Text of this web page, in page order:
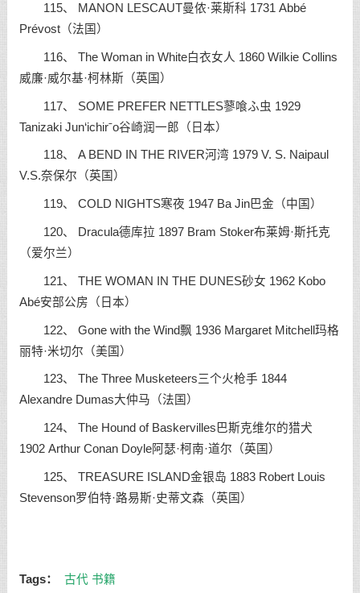
115、 MANON LESCAUT曼侬·莱斯科 1731 Abbé
Prévost（法国）
116、 The Woman in White白衣女人 1860 Wilkie Collins
威廉·威尔基·柯林斯（英国）
117、 SOME PREFER NETTLES蓼喰ふ虫 1929
Tanizaki Jun‘ichirˉo谷崎润一郎（日本）
118、 A BEND IN THE RIVER河湾 1979 V. S. Naipaul
V.S.奈保尔（英国）
119、 COLD NIGHTS寒夜 1947 Ba Jin巴金（中国）
120、 Dracula德库拉 1897 Bram Stoker布莱姆·斯托克
（爱尔兰）
121、 THE WOMAN IN THE DUNES砂女 1962 Kobo
Abé安部公房（日本）
122、 Gone with the Wind飘 1936 Margaret Mitchell玛格
丽特·米切尔（美国）
123、 The Three Musketeers三个火枪手 1844
Alexandre Dumas大仲马（法国）
124、 The Hound of Baskervilles巴斯克维尔的猎犬
1902 Arthur Conan Doyle阿瑟·柯南·道尔（英国）
125、 TREASURE ISLAND金银岛 1883 Robert Louis
Stevenson罗伯特·路易斯·史蒂文森（英国）
Tags： 古代 书籍